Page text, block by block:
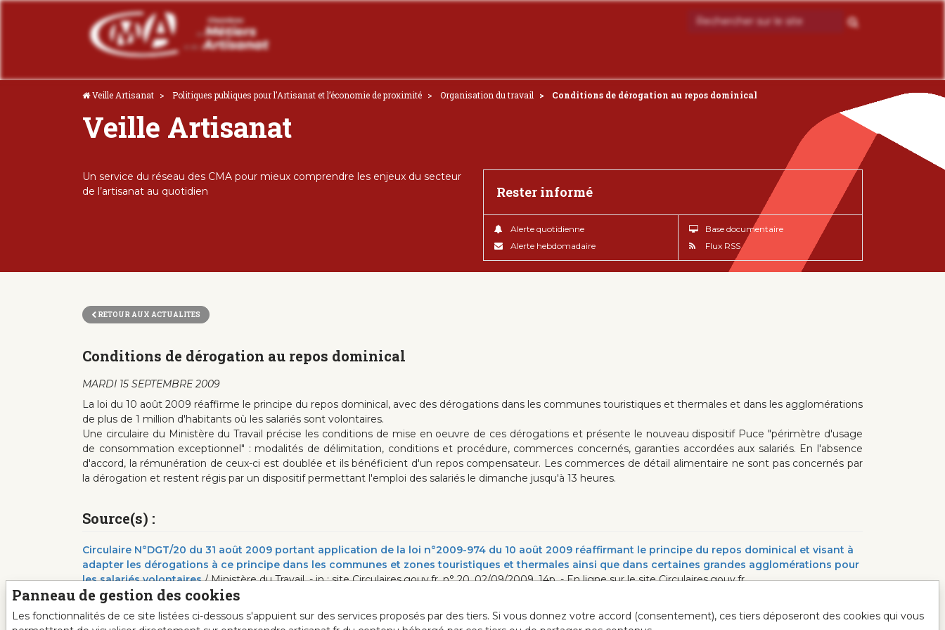
Veille Artisanat Politiques publiques pour l'Artisanat et l’économie de proximité Organisation du travail Conditions de dérogation au repos dominical
Veille Artisanat
Un service du réseau des CMA pour mieux comprendre les enjeux du secteur
de l’artisanat au quotidien
Rester informé
Alerte quotidienne
Alerte hebdomadaire
Base documentaire
Flux RSS
RETOUR AUX ACTUALITES
Conditions de dérogation au repos dominical
MARDI 15 SEPTEMBRE 2009
La loi du 10 août 2009 réaffirme le principe du repos dominical, avec des dérogations dans les communes touristiques et thermales et dans les agglomérations
de plus de 1 million d'habitants où les salariés sont volontaires.
Une circulaire du Ministère du Travail précise les conditions de mise en oeuvre de ces dérogations et présente le nouveau dispositif Puce "périmètre d'usage
de consommation exceptionnel" : modalités de délimitation, conditions et procédure, commerces concernés, garanties accordées aux salariés. En l'absence
d'accord, la rémunération de ceux-ci est doublée et ils bénéficient d'un repos compensateur. Les commerces de détail alimentaire ne sont pas concernés par
la dérogation et restent régis par un dispositif permettant l'emploi des salariés le dimanche jusqu'à 13 heures.
Source(s) :
Circulaire N°DGT/20 du 31 août 2009 portant application de la loi n°2009-974 du 10 août 2009 réaffirmant le principe du repos dominical et visant à
adapter les dérogations à ce principe dans les communes et zones touristiques et thermales ainsi que dans certaines grandes agglomérations pour
les salariés volontaires/ Ministère du Travail .- in : site Circulaires.gouv.fr, n° 20, 02/09/2009, 14p. - En ligne sur le site Circulaires.gouv.fr
Panneau de gestion des cookies
Les fonctionnalités de ce site listées ci-dessous s'appuient sur des services proposés par des tiers. Si vous donnez votre accord (consentement), ces tiers déposeront des cookies qui vous